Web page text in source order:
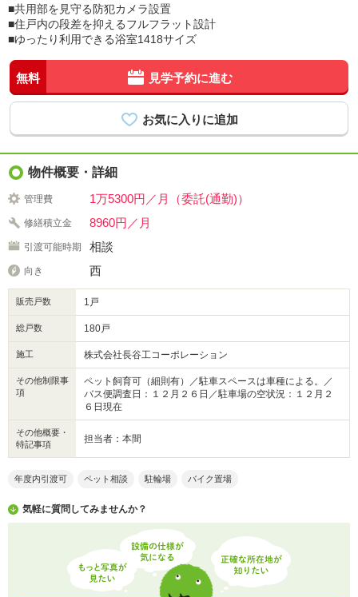
■共用部を見守る防犯カメラ設置
■住戸内の段差を抑えるフルフラット設計
■ゆったり利用できる浴室1418サイズ
無料 見学予約に進む
物件概要・詳細
管理費 1万5300円／月（委託(通勤)）
修繕積立金 8960円／月
引渡可能時期 相談
向き 西
販売戸数 1戸
総戸数 180戸
施工 株式会社長谷工コーポレーション
その他制限事
項
ペット飼育可（細則有）／駐車スペースは車種による。／
バス便調査日：１２月２６日／駐車場の空状況：１２月２
６日現在
その他概要・
特記事項
担当者：本間
年度内引渡可 ペット相談 駐輪場 バイク置場
気軽に質問してみませんか？